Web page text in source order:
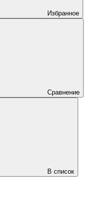
Избранное
Сравнение
В список